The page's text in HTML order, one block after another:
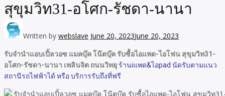
สุขุมวิท31-อโศก-รัชดา-นานา
Written by webslave June 20, 2023June 20, 2023
รับจำนำแอบเปิ้ลวอซ แมคบุ๊ค โน๊ตบุ๊ค รับซื้อไอแพด-ไอโฟน สุขุมวิท31-
อโศก-รัชดา-นานา เพลินจิต ถนนวิทยุ ร้านiแพด&ไอpad นัดรับตามแนว
สถานีรถไฟฟ้าได้ หรือ บริการรับถึงที่ฟรี